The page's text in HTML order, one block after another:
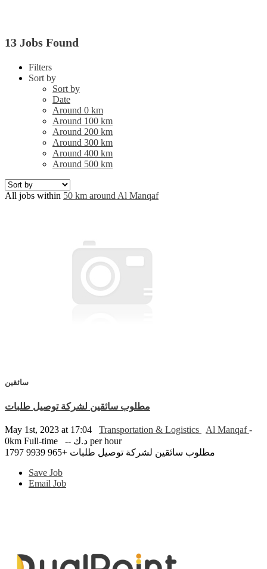
13 Jobs Found
Filters
Sort by
Sort by
Date
Around 0 km
Around 100 km
Around 200 km
Around 300 km
Around 400 km
Around 500 km
All jobs within 50 km around Al Manqaf
سائقين
مطلوب سائقين لشركة توصيل طلبات
May 1st, 2023 at 17:04 Transportation & Logistics Al Manqaf-
0km Full-time
-- د.ك per hour
مطلوب سائقين لشركة توصيل طلبات +965 9939 1797
Save Job
Email Job